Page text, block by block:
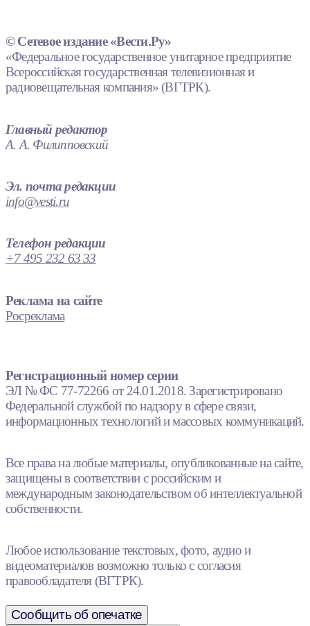
© Сетевое издание «Вести.Ру»
«Федеральное государственное унитарное предприятие
Всероссийская государственная телевизионная и
радиовещательная компания» (ВГТРК).
Главный редактор
А. А. Филипповский
Эл. почта редакции
info@vesti.ru
Телефон редакции
+7 495 232 63 33
Реклама на сайте
Росреклама
Регистрационный номер серии
ЭЛ № ФС 77-72266 от 24.01.2018. Зарегистрировано
Федеральной службой по надзору в сфере связи,
информационных технологий и массовых коммуникаций.
Все права на любые материалы, опубликованные на сайте,
защищены в соответствии с российским и
международным законодательством об интеллектуальной
собственности.
Любое использование текстовых, фото, аудио и
видеоматериалов возможно только с согласия
правообладателя (ВГТРК).
Сообщить об опечатке